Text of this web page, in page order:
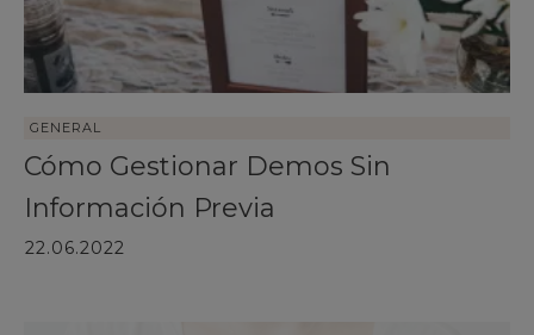
GENERAL
Cómo Gestionar Demos Sin
Información Previa
22.06.2022